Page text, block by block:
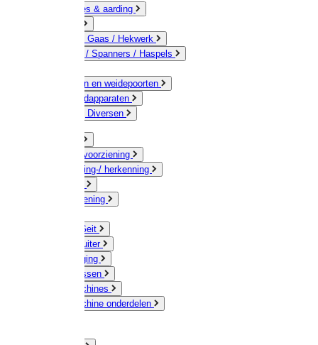
Accessoires & aarding
Geleiders / Gaas / Hekwerk
Verbinders / Spanners / Haspels
Doorgangen en weidepoorten
Schrikdraadapparaten
Afrastering Diversen
Drinkwatervoorziening
Veemarkering-/ herkenning
Voervoorziening
Schaap / Geit
Paard & Ruiter
Veeverzorging
Scheermessen
Scheermachines
Scheermachine onderdelen